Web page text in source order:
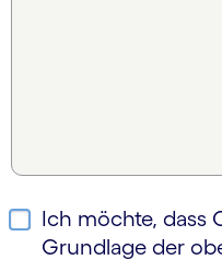
Ich möchte, dass
Grundlage der